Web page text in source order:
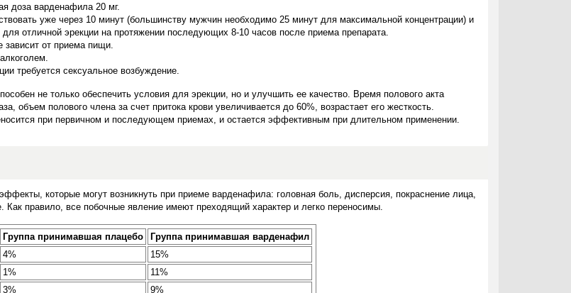
доза варденафила 20 мг.
уже через 10 минут (большинству мужчин необходимо 25 минут для максимальной концентрации) и
для отличной эрекции на протяжении последующих 8-10 часов после приема препарата.
зависит от приема пищи.
требуется сексуальное возбуждение.
не только обеспечить условия для эрекции, но и улучшить ее качество. Время полового акта
объем полового члена за счет притока крови увеличивается до 60%, возрастает его жесткость.
при первичном и последующем приемах, и остается эффективным при длительном применении.
которые могут возникнуть при приеме варденафила: головная боль, дисперсия, покраснение лица,
Как правило, все побочные явление имеют преходящий характер и легко переносимы.
Группа принимавшая плацебо
Группа принимавшая варденафил
4%
15%
1%
11%
3%
9%